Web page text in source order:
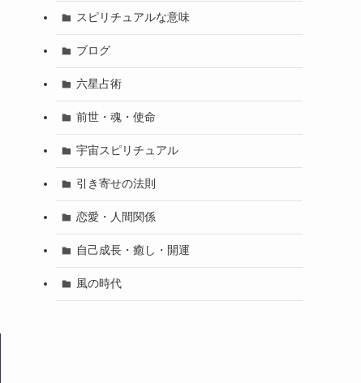
スピリチュアルな意味
ブログ
六星占術
前世・魂・使命
宇宙スピリチュアル
引き寄せの法則
恋愛・人間関係
自己成長・癒し・開運
風の時代